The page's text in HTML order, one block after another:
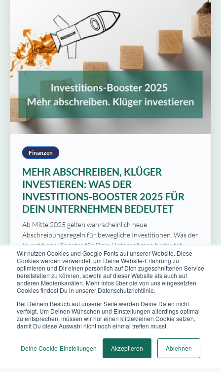
Wir nutzen Cookies und Google Fonts auf unserer Website. Diese
Cookies werden verwendet, um Deine Website-Erfahrung zu
optimieren und Dir einen persönlich auf Dich zugeschnittenen Service
bereitstellen zu können, sowohl auf dieser Website als auch auf
anderen Medienkanälen. Mehr Infos über die von uns eingesetzten
Cookies findest Du in unserer Datenschutzrichtlinie.
Bei Deinem Besuch auf unserer Seite werden Deine Daten nicht
verfolgt. Um Deinen Wünschen und Einstellungen allerdings optimal
zu entsprechen, müssen wir nur einen klitzekleinen Cookie setzen,
damit Du diese Auswahl nicht noch einmal treffen musst.
Deine Cookie-Einstellungen Akzeptieren Ablehnen
Finanzen
MEHR ABSCHREIBEN, KLÜGER
INVESTIEREN: WAS DER
INVESTITIONS-BOOSTER 2025 FÜR
DEIN UNTERNEHMEN BEDEUTET
Ab Mitte 2025 gelten wahrscheinlich neue
Abschreibungsregeln für bewegliche Investitionen. Was der
Investitions-Booster für Dein Unternehmen bedeutet –
und warum sich strategische Planung jetzt besonders lohnt.
Zum Artikel